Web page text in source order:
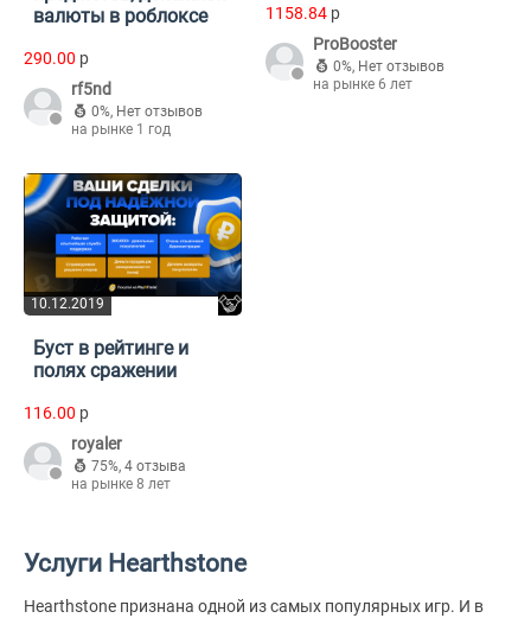
валюты в роблоксе
290.00 p
rf5nd
0%, Нет отзывов
на рынке 1 год
1158.84 p
ProBooster
0%, Нет отзывов
на рынке 6 лет
10.12.2019
Буст в рейтинге и
полях сражении
116.00 p
royaler
75%, 4 отзыва
на рынке 8 лет
Услуги Hearthstone
Hearthstone признана одной из самых популярных игр. И в